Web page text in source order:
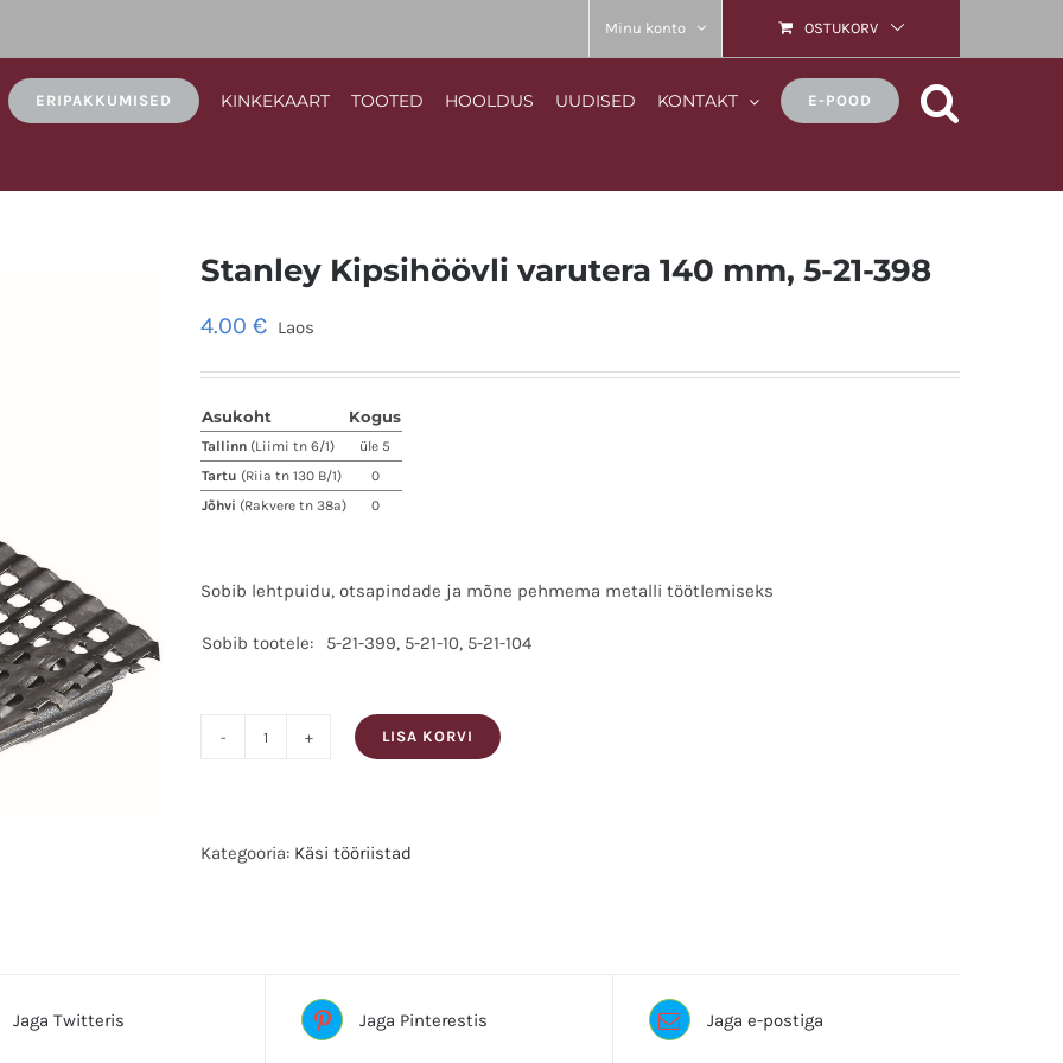
Minu konto OSTUKORV
ERIPAKKUMISED KINKEKAART TOOTED HOOLDUS UUDISED KONTAKT E-POOD
Stanley Kipsihöövli varutera 140 mm, 5-21-398
4.00 € Laos
Asukoht Kogus
Tallinn (Liimi tn 6/1)
üle 5
Tartu (Riia tn 130 B/1)
0
Jõhvi (Rakvere tn 38a) 0
Sobib lehtpuidu, otsapindade ja mõne pehmema metalli töötlemiseks
Sobib tootele: 5-21-399, 5-21-10, 5-21-104
140
kogus
LISA KORVI
Kategooria: Käsi tööriistad
Jaga Twitteris Jaga Pinterestis Jaga e-postiga